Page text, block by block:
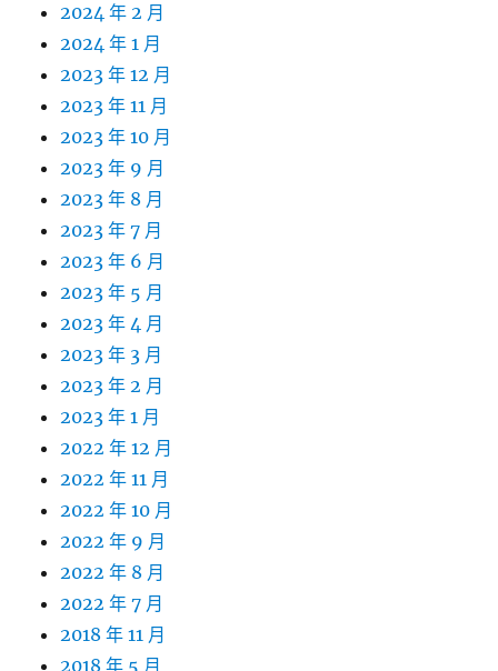
2024 年 2 月
2024 年 1 月
2023 年 12 月
2023 年 11 月
2023 年 10 月
2023 年 9 月
2023 年 8 月
2023 年 7 月
2023 年 6 月
2023 年 5 月
2023 年 4 月
2023 年 3 月
2023 年 2 月
2023 年 1 月
2022 年 12 月
2022 年 11 月
2022 年 10 月
2022 年 9 月
2022 年 8 月
2022 年 7 月
2018 年 11 月
2018 年 5 月